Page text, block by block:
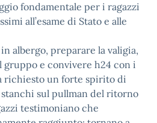
fondamentale per i ragazzi
all’esame di Stato e alle
albergo, preparare la valigia,
e convivere h24 con i
richiesto un forte spirito di
sul pullman del ritorno
testimoniano che